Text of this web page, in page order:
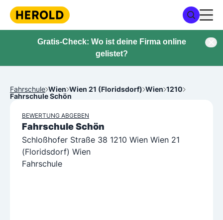
Gratis-Check: Wo ist deine Firma online
gelistet?
Fahrschule Wien Wien 21 (Floridsdorf) Wien 1210
Fahrschule Schön
BEWERTUNG ABGEBEN
Fahrschule Schön
Schloßhofer Straße 38 1210 Wien Wien 21
(Floridsdorf) Wien
Fahrschule